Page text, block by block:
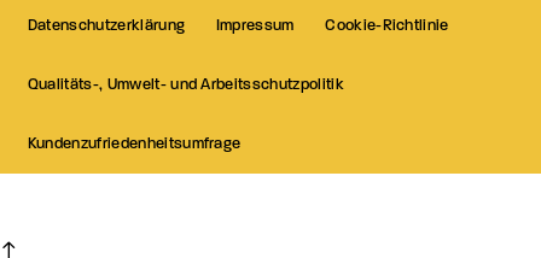
Datenschutzerklärung Impressum Cookie-Richtlinie
Qualitäts-, Umwelt- und Arbeitsschutzpolitik
Kundenzufriedenheitsumfrage